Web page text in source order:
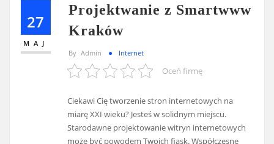
27
MAJ
Projektwanie z Smartwww
Kraków
By Admin Internet
Oceń firmę
Ciekawi Cię tworzenie stron internetowych na
miarę XXI wieku? Jesteś w solidnym miejscu.
Starodawne projektowanie witryn internetowych
może być powodem Twoich fiask. Współczesne